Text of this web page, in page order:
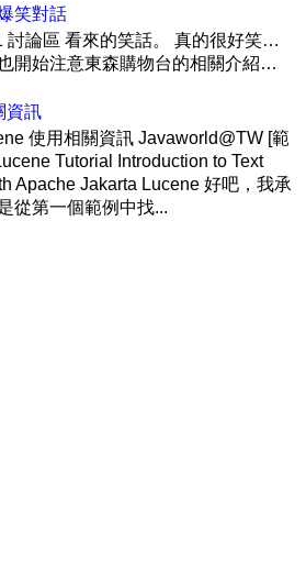
笑對話
討論區 看來的笑話。 真的很好笑…
開始注意東森購物台的相關介紹…
資訊
使用相關資訊 Javaworld@TW [範
Tutorial Introduction to Text
Apache Jakarta Lucene 好吧，我承
從第一個範例中找...